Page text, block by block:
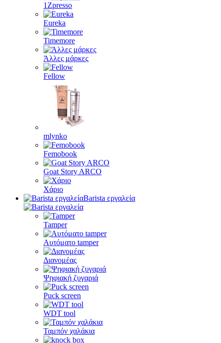
1Zpresso
Eureka
Timemore
Άλλες μάρκες
Fellow
mlynko
Femobook
Goat Story ARCO
Χάριο
Barista εργαλεία
Tamper
Αυτόματο tamper
Διανομέας
Ψηφιακή ζυγαριά
Puck screen
WDT tool
Ταμπόν χαλάκια